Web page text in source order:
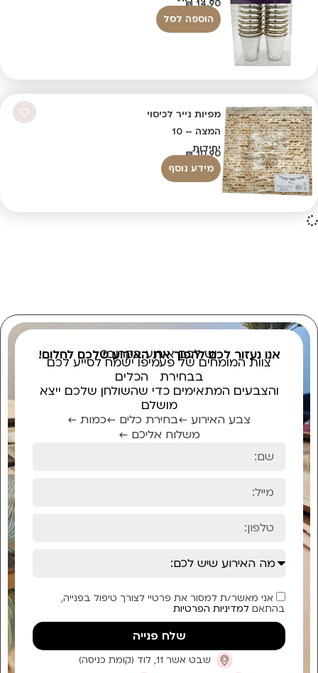
₪14.90
הוספה לסל
מפיות נייר לכיסוי
המצה – 10
יחידות₪10.90
מידע נוסף
יש לכם אירוע בקרוב?
אנו נעזור לכם להפוך את האירוע שלכם לחלום!
צוות המומחים של פעמיפו ישמח לסייע לכם
בבחירת הכלים
והצבעים המתאימים כדי שהשולחן שלכם ייצא
מושלם
צבע האירוע ←בחירת כלים ←כמות ←
משלוח אליכם ←
אני מאשר/ת למסור את פרטיי לצורך טיפול בפנייה,
בהתאם למדיניות הפרטיות
שלח פנייה
שבט אשר 11, לוד (קומת כניסה)